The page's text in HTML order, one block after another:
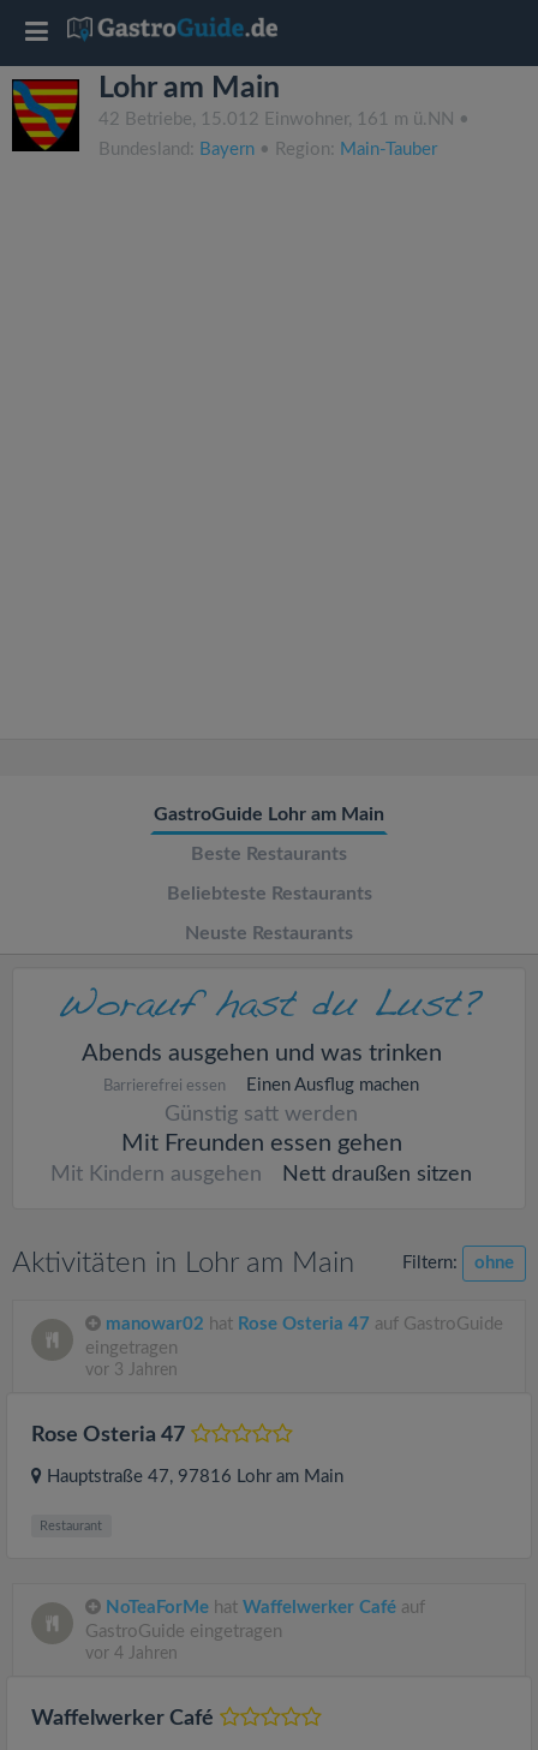
Lohr am Main
42 Betriebe, 15.012 Einwohner, 161 m ü.NN •
Bundesland: Bayern • Region: Main-Tauber
GastroGuide Lohr am Main
Beste Restaurants
Beliebteste Restaurants
Neuste Restaurants
Abends ausgehen und was trinken
Barrierefrei essen Einen Ausflug machen
Günstig satt werden
Mit Freunden essen gehen
Mit Kindern ausgehen Nett draußen sitzen
Aktivitäten in Lohr am Main Filtern: ohne
manowar02 hat Rose Osteria 47 auf GastroGuide
eingetragen
vor 3 Jahren
Rose Osteria 47
Hauptstraße 47, 97816 Lohr am Main
Restaurant
NoTeaForMe hat Waffelwerker Café auf
GastroGuide eingetragen
vor 4 Jahren
Waffelwerker Café
T
o
g